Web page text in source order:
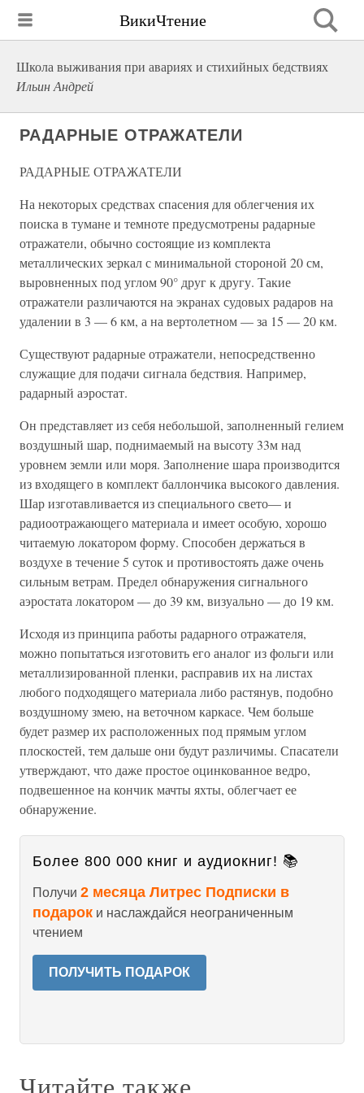
ВикиЧтение
Школа выживания при авариях и стихийных бедствиях
Ильин Андрей
РАДАРНЫЕ ОТРАЖАТЕЛИ
РАДАРНЫЕ ОТРАЖАТЕЛИ
На некоторых средствах спасения для облегчения их
поиска в тумане и темноте предусмотрены радарные
отражатели, обычно состоящие из комплекта
металлических зеркал с минимальной стороной 20 см,
выровненных под углом 90° друг к другу. Такие
отражатели различаются на экранах судовых радаров на
удалении в 3 — 6 км, а на вертолетном — за 15 — 20 км.
Существуют радарные отражатели, непосредственно
служащие для подачи сигнала бедствия. Например,
радарный аэростат.
Он представляет из себя небольшой, заполненный гелием
воздушный шар, поднимаемый на высоту 33м над
уровнем земли или моря. Заполнение шара производится
из входящего в комплект баллончика высокого давления.
Шар изготавливается из специального свето— и
радиоотражающего материала и имеет особую, хорошо
читаемую локатором форму. Способен держаться в
воздухе в течение 5 суток и противостоять даже очень
сильным ветрам. Предел обнаружения сигнального
аэростата локатором — до 39 км, визуально — до 19 км.
Исходя из принципа работы радарного отражателя,
можно попытаться изготовить его аналог из фольги или
металлизированной пленки, расправив их на листах
любого подходящего материала либо растянув, подобно
воздушному змею, на веточном каркасе. Чем больше
будет размер их расположенных под прямым углом
плоскостей, тем дальше они будут различимы. Спасатели
утверждают, что даже простое оцинкованное ведро,
подвешенное на кончик мачты яхты, облегчает ее
обнаружение.
Более 800 000 книг и аудиокниг! 📚
Получи 2 месяца Литрес Подписки в
подарок и наслаждайся неограниченным
чтением
ПОЛУЧИТЬ ПОДАРОК